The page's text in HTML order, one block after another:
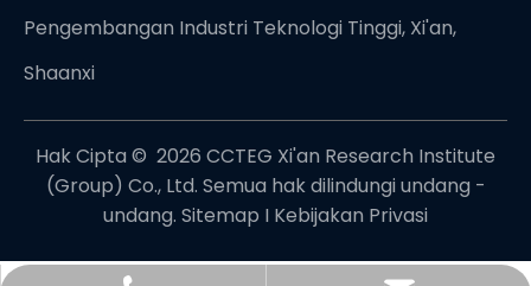
Pengembangan Industri Teknologi Tinggi, Xi'an,
Shaanxi
Hak Cipta © ️ 2026 CCTEG Xi'an Research Institute
(Group) Co., Ltd. Semua hak dilindungi undang -
undang. Sitemap I Kebijakan Privasi